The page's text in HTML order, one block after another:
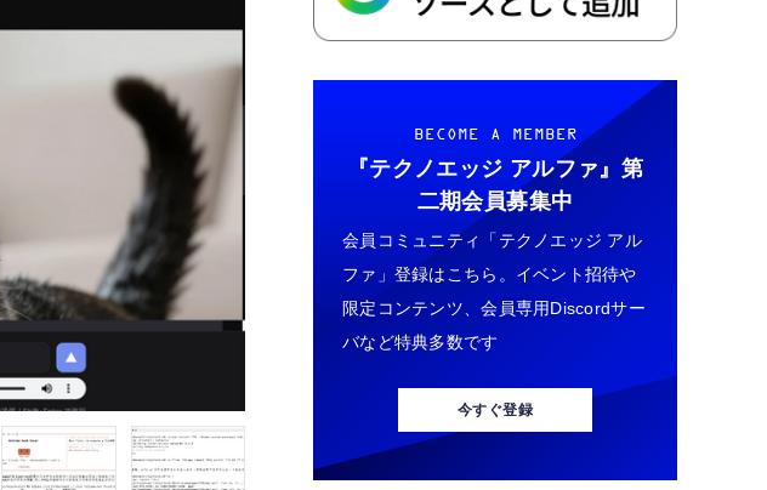
BECOME A MEMBER
『テクノエッジ アルファ』 第
二期会員募集中
会員コミュニティ「テクノエッジ アル
ファ」登録はこちら。イベント招待や
限定コンテンツ、会員専用Discordサー
バなど特典多数です
今すぐ登録